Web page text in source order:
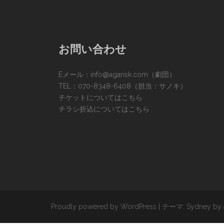
お問い合わせ
Eメール： info@agarisk.com （劇団）
TEL：070-8348-6408（担当：サノキ）
チケットについてはこちら
チラシ折込についてはこちら
Proudly powered by WordPress テーマ: Sydney by